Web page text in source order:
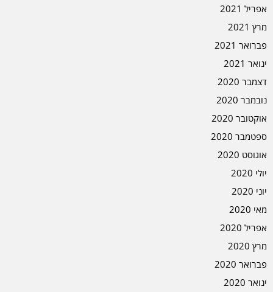
אפריל 2021
מרץ 2021
פברואר 2021
ינואר 2021
דצמבר 2020
נובמבר 2020
אוקטובר 2020
ספטמבר 2020
אוגוסט 2020
יולי 2020
יוני 2020
מאי 2020
אפריל 2020
מרץ 2020
פברואר 2020
ינואר 2020